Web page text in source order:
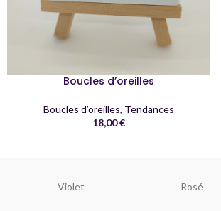
Boucles d’oreilles
Boucles d’oreilles, Tendances
18,00€
Violet Rosé